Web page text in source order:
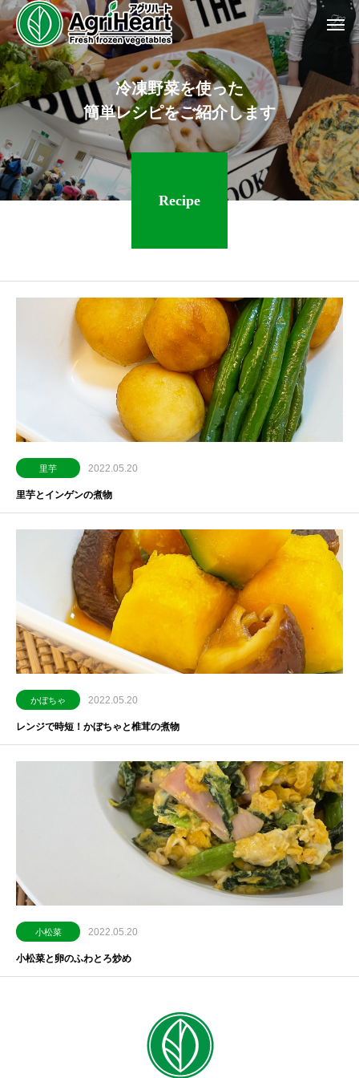
冷凍野菜を使った
簡単レシピをご紹介します
Recipe
里芋 2022.05.20
里芋とインゲンの煮物
かぼちゃ 2022.05.20
レンジで時短！かぼちゃと椎茸の煮物
小松菜 2022.05.20
小松菜と卵のふわとろ炒め